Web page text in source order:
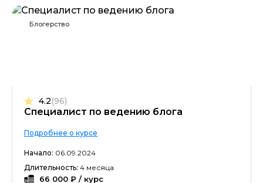
Блогерство
Специалист по ведению блога
4.2(96)
Подробнее о курсе
Начало: 06.09.2024
Длительность: 4 месяца
66 000 ₽ / курс